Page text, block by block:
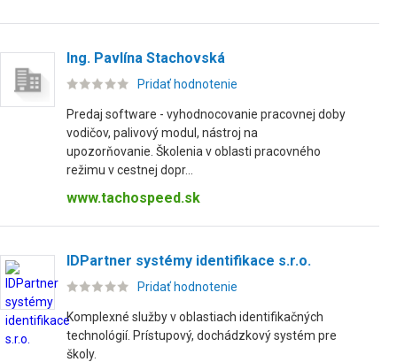
Ing. Pavlína Stachovská
Pridať hodnotenie
Predaj software - vyhodnocovanie pracovnej doby
vodičov, palivový modul, nástroj na
upozorňovanie. Školenia v oblasti pracovného
režimu v cestnej dopr...
www.tachospeed.sk
IDPartner systémy identifikace s.r.o.
Pridať hodnotenie
Komplexné služby v oblastiach identifikačných
technológií. Prístupový, dochádzkový systém pre
školy.